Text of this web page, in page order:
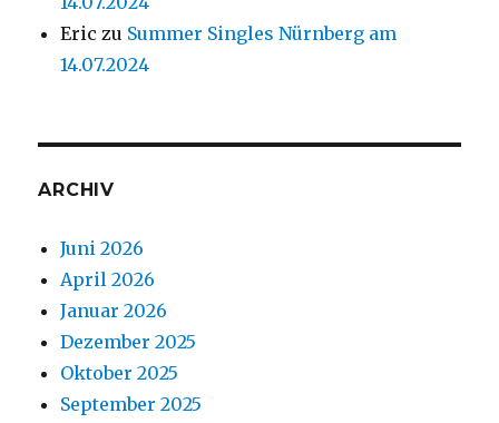
Eric zu Summer Singles Nürnberg am
14.07.2024
ARCHIV
Juni 2026
April 2026
Januar 2026
Dezember 2025
Oktober 2025
September 2025